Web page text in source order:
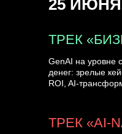
ТРЕК
GenAI на уровне
денег: зрелые
ROI, AI-
ТРЕК «AI-
25 ИЮНЯ
УЗНАТЬ БОЛЬШЕ